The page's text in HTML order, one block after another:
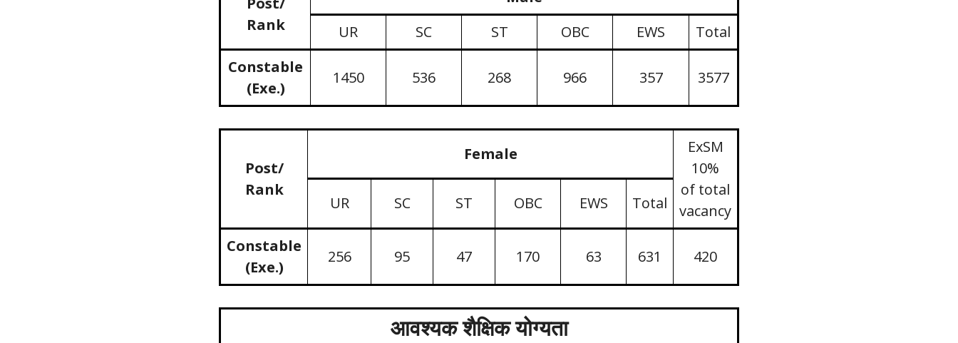
Rank
UR
SC ST OBC EWS
Total
Constable
(Exe.)
1450 536 268 966 357 3577
Post/
Rank
Female
ExSM
10%
of total
vacancy
UR SC ST OBC EWS Total
Constable
(Exe.)
256 95 47 170 63 631 420
आवश्यक शैक्षिक योग्यता